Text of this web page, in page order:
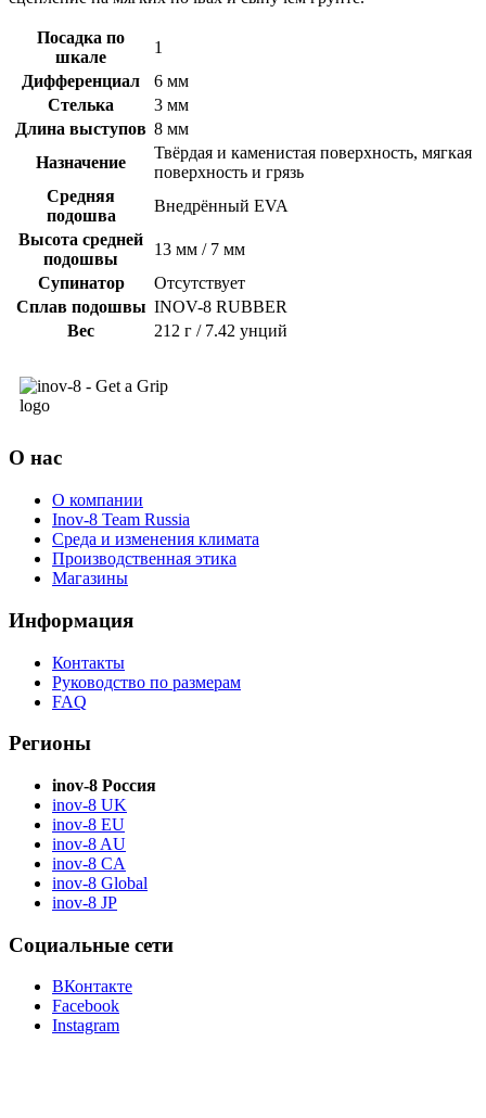
Посадка по
шкале
1
Дифференциал
6 мм
Стелька
3 мм
Длина выступов 8 мм
Назначение
Твёрдая и каменистая поверхность, мягкая
поверхность и грязь
Средняя
подошва
Внедрённый EVA
Высота средней
подошвы
13 мм / 7 мм
Супинатор
Отсутствует
Сплав подошвы INOV-8 RUBBER
Вес
212 г / 7.42 унций
О нас
О компании
Inov-8 Team Russia
Среда и изменения климата
Производственная этика
Магазины
Информация
Контакты
Руководство по размерам
FAQ
Регионы
inov-8 Россия
inov-8 UK
inov-8 EU
inov-8 AU
inov-8 CA
inov-8 Global
inov-8 JP
Социальные сети
ВКонтакте
Facebook
Instagram